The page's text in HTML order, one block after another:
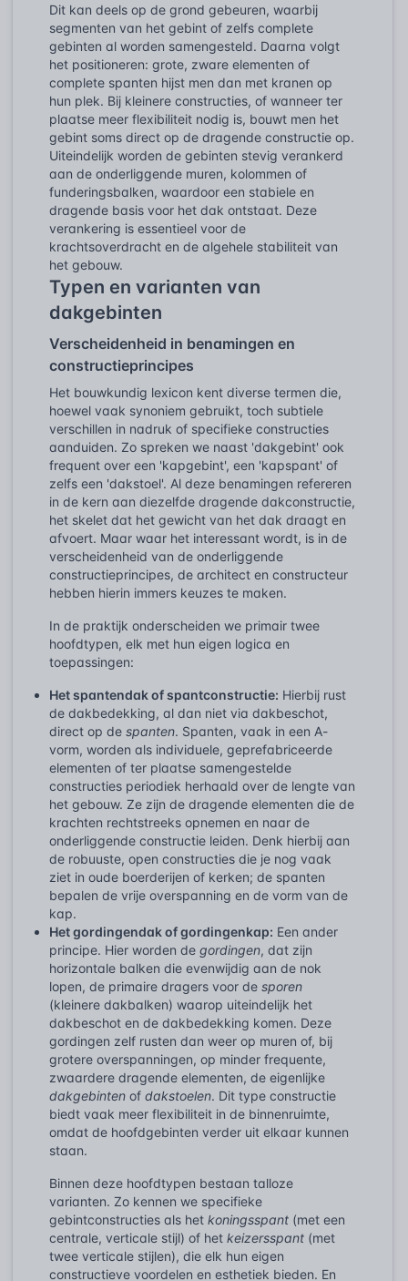
Dit kan deels op de grond gebeuren, waarbij
segmenten van het gebint of zelfs complete
gebinten al worden samengesteld. Daarna volgt
het positioneren: grote, zware elementen of
complete spanten hijst men dan met kranen op
hun plek. Bij kleinere constructies, of wanneer ter
plaatse meer flexibiliteit nodig is, bouwt men het
gebint soms direct op de dragende constructie op.
Uiteindelijk worden de gebinten stevig verankerd
aan de onderliggende muren, kolommen of
funderingsbalken, waardoor een stabiele en
dragende basis voor het dak ontstaat. Deze
verankering is essentieel voor de
krachtsoverdracht en de algehele stabiliteit van
het gebouw.
Typen en varianten van
dakgebinten
Verscheidenheid in benamingen en
constructieprincipes
Het bouwkundig lexicon kent diverse termen die,
hoewel vaak synoniem gebruikt, toch subtiele
verschillen in nadruk of specifieke constructies
aanduiden. Zo spreken we naast 'dakgebint' ook
frequent over een 'kapgebint', een 'kapspant' of
zelfs een 'dakstoel'. Al deze benamingen refereren
in de kern aan diezelfde dragende dakconstructie,
het skelet dat het gewicht van het dak draagt en
afvoert. Maar waar het interessant wordt, is in de
verscheidenheid van de onderliggende
constructieprincipes, de architect en constructeur
hebben hierin immers keuzes te maken.
In de praktijk onderscheiden we primair twee
hoofdtypen, elk met hun eigen logica en
toepassingen:
Het spantendak of spantconstructie: Hierbij rust
de dakbedekking, al dan niet via dakbeschot,
direct op de spanten. Spanten, vaak in een A-
vorm, worden als individuele, geprefabriceerde
elementen of ter plaatse samengestelde
constructies periodiek herhaald over de lengte van
het gebouw. Ze zijn de dragende elementen die de
krachten rechtstreeks opnemen en naar de
onderliggende constructie leiden. Denk hierbij aan
de robuuste, open constructies die je nog vaak
ziet in oude boerderijen of kerken; de spanten
bepalen de vrije overspanning en de vorm van de
kap.
Het gordingendak of gordingenkap: Een ander
principe. Hier worden de gordingen, dat zijn
horizontale balken die evenwijdig aan de nok
lopen, de primaire dragers voor de sporen
(kleinere dakbalken) waarop uiteindelijk het
dakbeschot en de dakbedekking komen. Deze
gordingen zelf rusten dan weer op muren of, bij
grotere overspanningen, op minder frequente,
zwaardere dragende elementen, de eigenlijke
dakgebinten of dakstoelen. Dit type constructie
biedt vaak meer flexibiliteit in de binnenruimte,
omdat de hoofdgebinten verder uit elkaar kunnen
staan.
Binnen deze hoofdtypen bestaan talloze
varianten. Zo kennen we specifieke
gebintconstructies als het koningsspant (met een
centrale, verticale stijl) of het keizersspant (met
twee verticale stijlen), die elk hun eigen
constructieve voordelen en esthetiek bieden. En